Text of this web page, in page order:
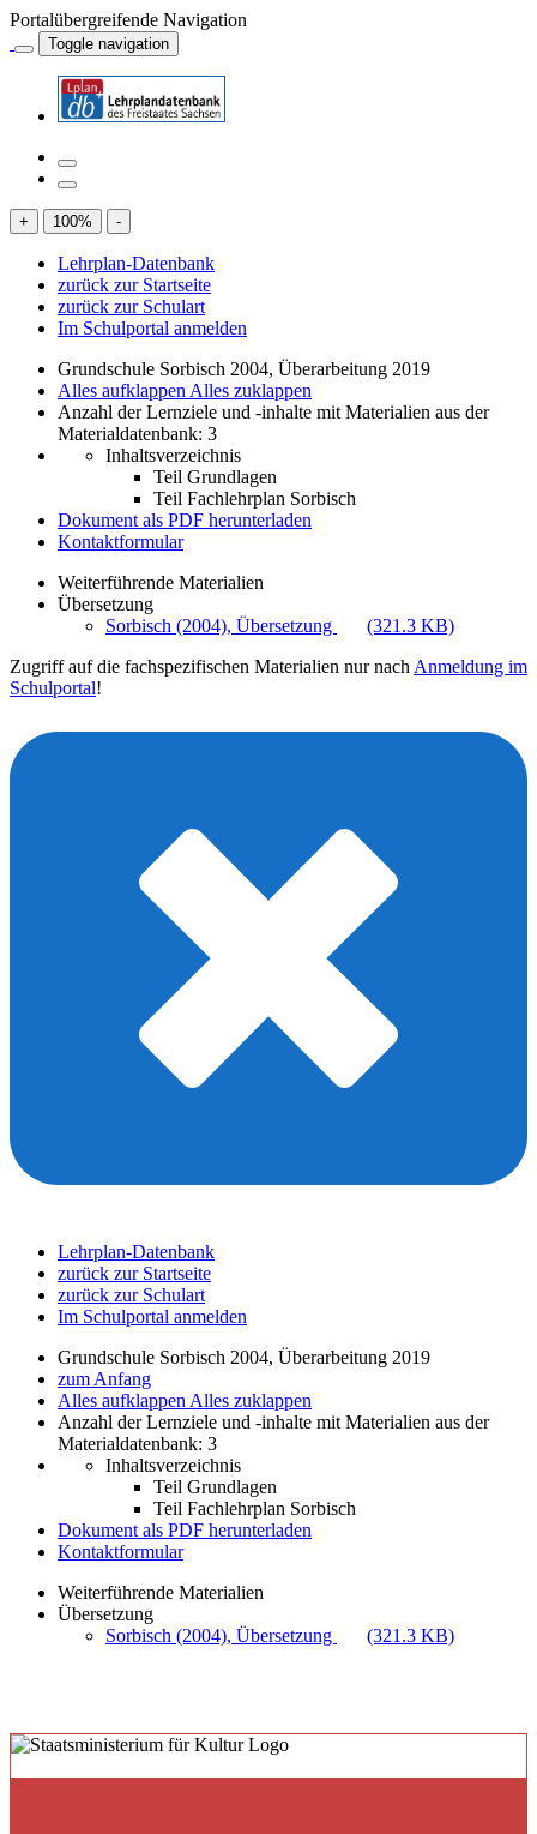
Portalübergreifende Navigation
Toggle navigation
+ 100% -
Lehrplan-Datenbank
zurück zur Startseite
zurück zur Schulart
Im Schulportal anmelden
Grundschule Sorbisch 2004, Überarbeitung 2019
Alles aufklappen Alles zuklappen
Anzahl der Lernziele und -inhalte mit Materialien aus der
Materialdatenbank: 3
Inhaltsverzeichnis
Teil Grundlagen
Teil Fachlehrplan Sorbisch
Dokument als PDF herunterladen
Kontaktformular
Weiterführende Materialien
Übersetzung
Sorbisch (2004), Übersetzung
(321.3 KB)
Zugriff auf die fachspezifischen Materialien nur nach Anmeldung im
Schulportal!
Lehrplan-Datenbank
zurück zur Startseite
zurück zur Schulart
Im Schulportal anmelden
Grundschule Sorbisch 2004, Überarbeitung 2019
zum Anfang
Alles aufklappen Alles zuklappen
Anzahl der Lernziele und -inhalte mit Materialien aus der
Materialdatenbank: 3
Inhaltsverzeichnis
Teil Grundlagen
Teil Fachlehrplan Sorbisch
Dokument als PDF herunterladen
Kontaktformular
Weiterführende Materialien
Übersetzung
Sorbisch (2004), Übersetzung
(321.3 KB)